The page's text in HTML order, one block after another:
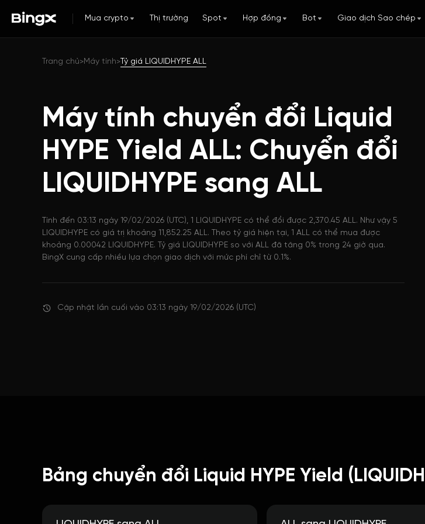
Mua crypto Thị trường Spot Hợp đồng Bot Giao dịch Sao chép
Trang chủ>Máy tính> Tỷ giá LIQUIDHYPE ALL
Máy tính chuyển đổi Liquid
HYPE Yield ALL: Chuyển đổi
LIQUIDHYPE sang ALL
Tính đến 03:13 ngày 19/02/2026 (UTC), 1 LIQUIDHYPE có thể đổi được 2,370.45 ALL. Như vậy 5
LIQUIDHYPE có giá trị khoảng 11,852.25 ALL. Theo tỷ giá hiện tại, 1 ALL có thể mua được
khoảng 0.00042 LIQUIDHYPE. Tỷ giá LIQUIDHYPE so với ALL đã tăng 0% trong 24 giờ qua.
BingX cung cấp nhiều lựa chọn giao dịch với mức phí chỉ từ 0.1%.
Cập nhật lần cuối vào 03:13 ngày 19/02/2026 (UTC)
Bảng chuyển đổi Liquid HYPE Yield